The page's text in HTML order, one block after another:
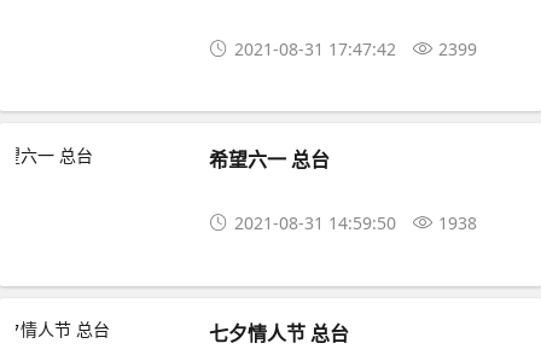
2021-08-31 17:47:42 2399
希望六一 总台
2021-08-31 14:59:50 1938
七夕情人节 总台